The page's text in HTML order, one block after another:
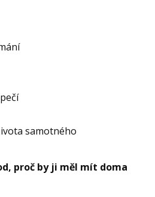
samotného
proč by ji měl mít doma